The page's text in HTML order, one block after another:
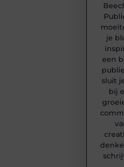
je
een
sluit
bij